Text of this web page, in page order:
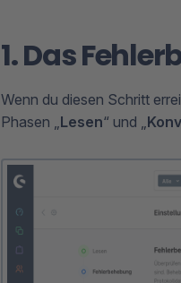
1. Das
Wenn du diesen Schritt
Phasen „Lesen“ und „